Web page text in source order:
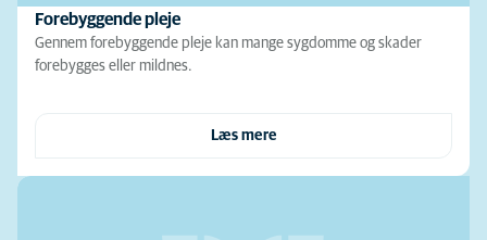
Forebyggende pleje
Gennem forebyggende pleje kan mange sygdomme og skader
forebygges eller mildnes.
Læs mere